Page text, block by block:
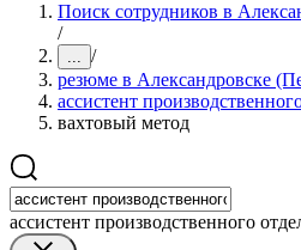
Поиск сотрудников в
/
... /
резюме в Александровске
ассистент
вахтовый метод
ассистент производственного